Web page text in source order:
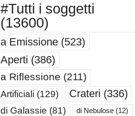
#Tutti i soggetti
(13600)
a Emissione(523)
Aperti (386)
a Riflessione (211)
Artificiali (129) Crateri (336)
di Galassie (81) di Nebulose(12)